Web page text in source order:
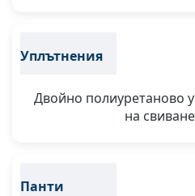
Уплътнения
Двойно полиуретаново
на
Панти